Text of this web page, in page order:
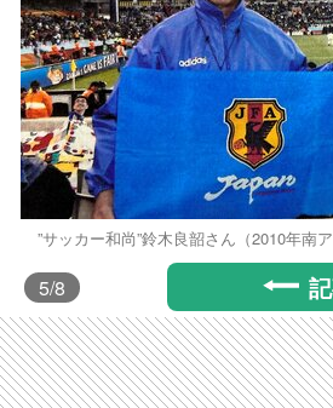
”サッカー和尚”鈴木良韶さん（2010年南
5/8